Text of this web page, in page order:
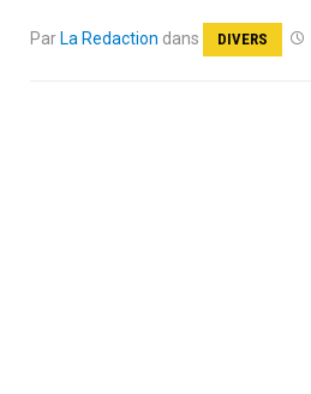
Par La Redaction dans DIVERS